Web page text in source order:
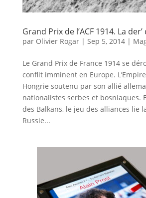
Grand Prix de l’ACF 1914. La der’
par Olivier Rogar| Sep 5, 2014|
Le Grand Prix de France 1914 se
conflit imminent en Europe.
Hongrie soutenu par son allié
nationalistes serbes et bosniaques.
des Balkans, le jeu des alliances lie
Russie...